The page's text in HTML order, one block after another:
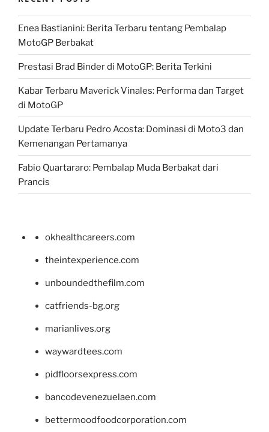
Enea Bastianini: Berita Terbaru tentang Pembalap
MotoGP Berbakat
Prestasi Brad Binder di MotoGP: Berita Terkini
Kabar Terbaru Maverick Vinales: Performa dan Target
di MotoGP
Update Terbaru Pedro Acosta: Dominasi di Moto3 dan
Kemenangan Pertamanya
Fabio Quartararo: Pembalap Muda Berbakat dari
Prancis
okhealthcareers.com
theintexperience.com
unboundedthefilm.com
catfriends-bg.org
marianlives.org
waywardtees.com
pidfloorsexpress.com
bancodevenezuelaen.com
bettermoodfoodcorporation.com